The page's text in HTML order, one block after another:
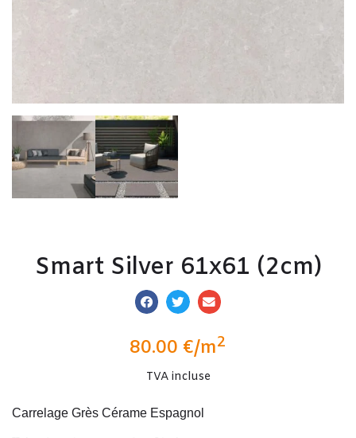
Smart Silver 61x61 (2cm)
80.00 €/m2
TVA incluse
Carrelage Grès Cérame Espagnol